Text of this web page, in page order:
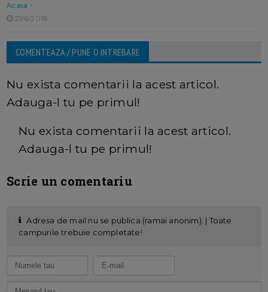
Acasa >
21/6/2018
COMENTEAZA / PUNE O INTREBARE
Nu exista comentarii la acest articol.
Adauga-l tu pe primul!
Nu exista comentarii la acest articol.
Adauga-l tu pe primul!
Scrie un comentariu
Adresa de mail nu se publica (ramai anonim). | Toate
campurile trebuie completate!